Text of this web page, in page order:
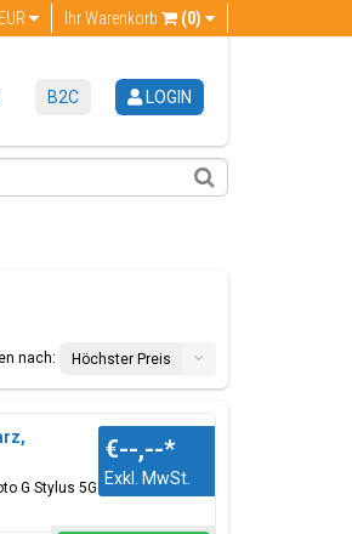
Ihr Warenkorb (0)
EUR
B2C LOGIN
nach:
Höchster Preis
G Stylus 5G
€--,--*
Exkl. MwSt.